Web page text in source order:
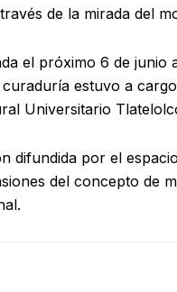
de la mirada del
el próximo 6 de junio
estuvo a
Universitario
difundida por el
del concepto de